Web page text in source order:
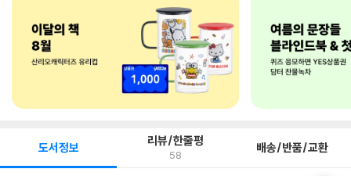
도서정보 리뷰/한줄평
58 배송/반품/교환